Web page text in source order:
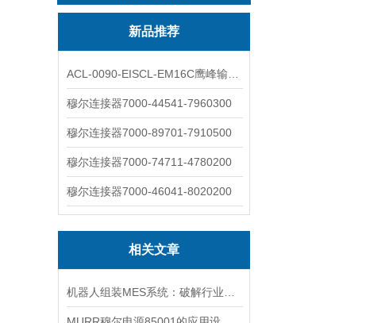
新品推荐
穆尔连接器7000-44541-7960300
穆尔连接器7000-89701-7910500
穆尔连接器7000-74711-4780200
穆尔连接器7000-46041-8020200
相关文章